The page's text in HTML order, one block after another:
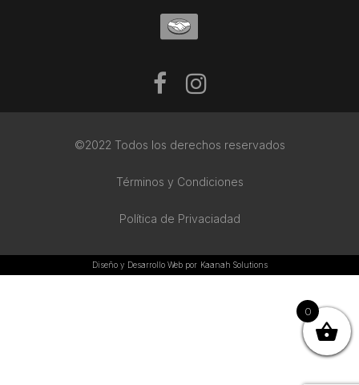
©2022 Todos los derechos reservados
Términos y Condiciones
Política de Privaciadad
Diseño y Desarrollo Web por Kaanah Solutions
0